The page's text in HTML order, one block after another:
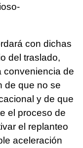
con dichas
del traslado,
conveniencia de
de que no se
y de que
el proceso de
el replanteo
aceleración